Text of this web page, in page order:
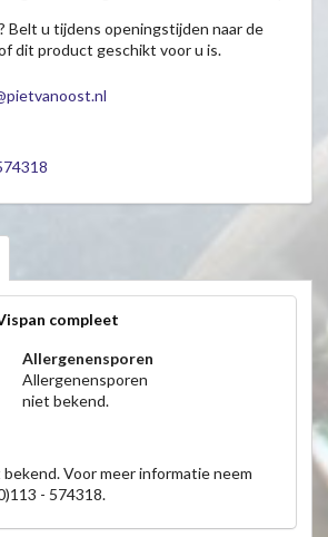
Belt u tijdens openingstijden naar de
dit product geschikt voor u is.
compleet
Allergenensporen
Allergenensporen
niet bekend.
Voor meer informatie neem
- 574318.